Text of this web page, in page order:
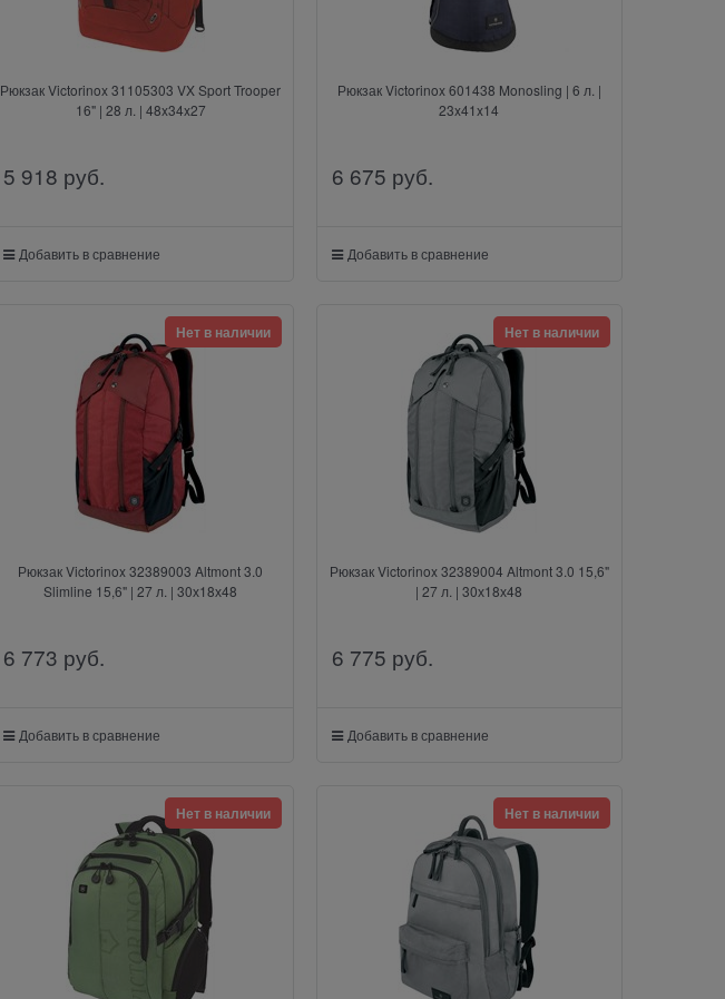
Рюкзак Victorinox 31105303 VX Sport Trooper
16" | 28 л. | 48x34x27
5 918 руб.
Добавить в сравнение
Рюкзак Victorinox 601438 Monosling | 6 л. |
23x41x14
6 675 руб.
Добавить в сравнение
Рюкзак Victorinox 32389003 Altmont 3.0
Slimline 15,6" | 27 л. | 30х18х48
Нет в наличии
6 773 руб.
Добавить в сравнение
Рюкзак Victorinox 32389004 Altmont 3.0 15,6"
| 27 л. | 30х18х48
Нет в наличии
6 775 руб.
Добавить в сравнение
Нет в наличии Нет в наличии